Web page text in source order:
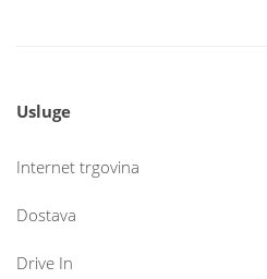
Usluge
Internet trgovina
Dostava
Drive In